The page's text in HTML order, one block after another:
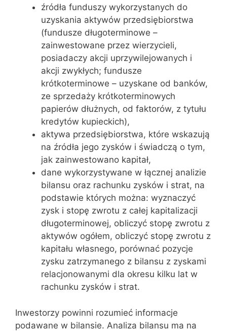
źródła funduszy wykorzystanych do
uzyskania aktywów przedsiębiorstwa
(fundusze długoterminowe –
zainwestowane przez wierzycieli,
posiadaczy akcji uprzywilejowanych i
akcji zwykłych; fundusze
krótkoterminowe – uzyskane od banków,
ze sprzedaży krótkoterminowych
papierów dłużnych, od faktorów, z tytułu
kredytów kupieckich),
aktywa przedsiębiorstwa, które wskazują
na źródła jego zysków i świadczą o tym,
jak zainwestowano kapitał,
dane wykorzystywane w łącznej analizie
bilansu oraz rachunku zysków i strat, na
podstawie których można: wyznaczyć
zysk i stopę zwrotu z całej kapitalizacji
długoterminowej, obliczyć stopę zwrotu z
aktywów ogółem, obliczyć stopę zwrotu z
kapitału własnego, porównać pozycje
zysku zatrzymanego z bilansu z zyskami
relacjonowanymi dla okresu kilku lat w
rachunku zysków i strat.
Inwestorzy powinni rozumieć informacje
podawane w bilansie. Analiza bilansu ma na